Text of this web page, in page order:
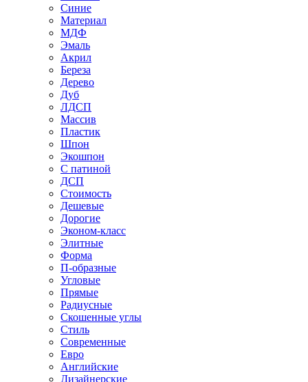
Синие
Материал
МДФ
Эмаль
Акрил
Береза
Дерево
Дуб
ЛДСП
Массив
Пластик
Шпон
Экошпон
С патиной
ДСП
Стоимость
Дешевые
Дорогие
Эконом-класс
Элитные
Форма
П-образные
Угловые
Прямые
Радиусные
Скошенные углы
Стиль
Современные
Евро
Английские
Дизайнерские